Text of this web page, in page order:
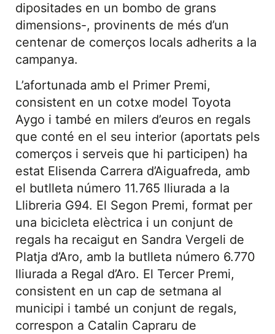
dipositades en un bombo de grans
dimensions-, provinents de més d’un
centenar de comerços locals adherits a la
campanya.
L’afortunada amb el Primer Premi,
consistent en un cotxe model Toyota
Aygo i també en milers d’euros en regals
que conté en el seu interior (aportats pels
comerços i serveis que hi participen) ha
estat Elisenda Carrera d’Aiguafreda, amb
el butlleta número 11.765 lliurada a la
Llibreria G94. El Segon Premi, format per
una bicicleta elèctrica i un conjunt de
regals ha recaigut en Sandra Vergeli de
Platja d’Aro, amb la butlleta número 6.770
lliurada a Regal d’Aro. El Tercer Premi,
consistent en un cap de setmana al
municipi i també un conjunt de regals,
correspon a Catalin Capraru de